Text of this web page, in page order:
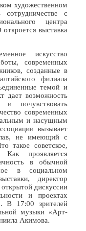
художественном
с
центра
выставка
искусство
современных
созданные в
филиала
темой и
дает возможность
и почувствовать
современных
и насущным
вызывает
не имеющий с
такое советское,
Как проявляется
в обычной
в социальном
директор
дискуссии
и проектах
В 17:00 зрителей
музыки «Арт-
Акимова.